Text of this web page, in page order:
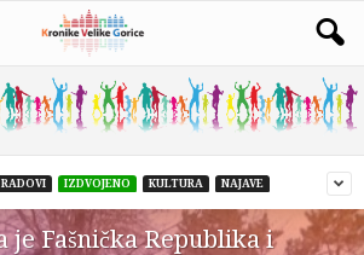
RADOVI IZDVOJENO KULTURA NAJAVE
je Fašnička Republika i